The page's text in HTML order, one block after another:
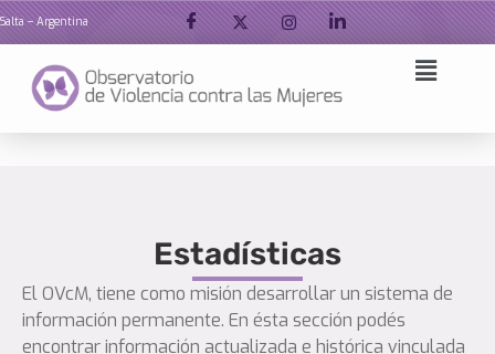
contenido
Salta – Argentina
Estadísticas
El OVcM, tiene como misión desarrollar un sistema de
información permanente. En ésta sección podés
encontrar información actualizada e histórica vinculada